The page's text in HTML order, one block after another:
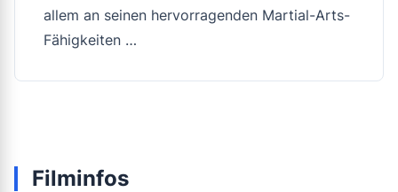
allem an seinen hervorragenden Martial-Arts-
Fähigkeiten …
Filminfos